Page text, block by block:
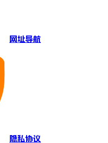
网址导航
隐私协议